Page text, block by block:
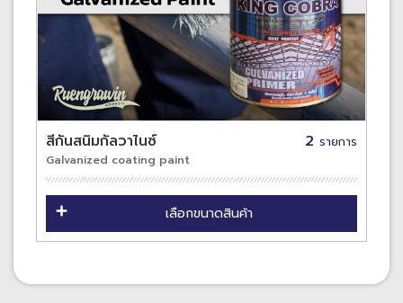
สีกันสนิมกัลวาไนซ์ 2 รายการ
Galvanized coating paint
เลือกขนาดสินค้า